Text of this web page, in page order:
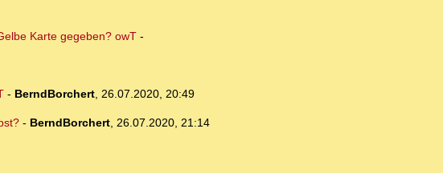
Karte gegeben? owT-
- BerndBorchert, 26.07.2020, 20:49
- BerndBorchert, 26.07.2020, 21:14